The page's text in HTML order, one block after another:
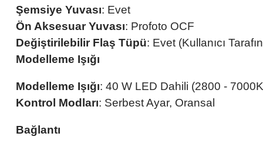
Şemsiye Yuvası: Evet
Ön Aksesuar Yuvası: Profoto OCF
Değiştirilebilir Flaş Tüpü: Evet (Kullanıcı
Modelleme Işığı
Modelleme Işığı: 40 W LED Dahili (2800 -
Kontrol Modları: Serbest Ayar, Oransal
Bağlantı